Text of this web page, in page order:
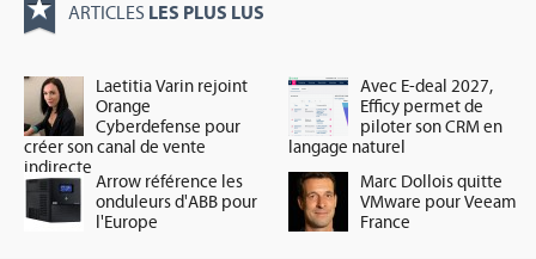
ARTICLES LES PLUS LUS
Laetitia Varin rejoint
Orange
Cyberdefense pour
créer son canal de vente
indirecte
Avec E-deal 2027,
Efficy permet de
piloter son CRM en
langage naturel
Arrow référence les
onduleurs d'ABB pour
l'Europe
Marc Dollois quitte
VMware pour Veeam
France